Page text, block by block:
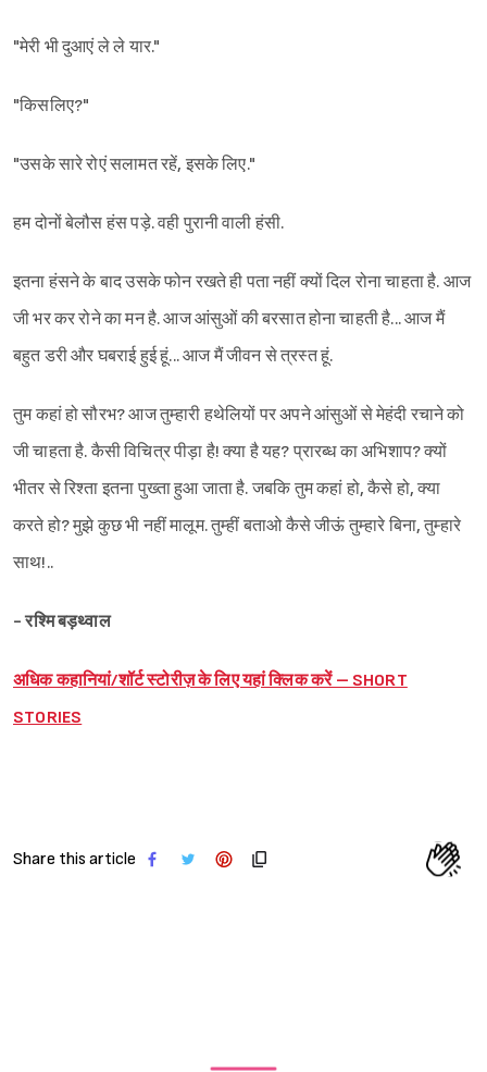
"मेरी भी दुआएं ले ले यार."
"किसलिए?"
"उसके सारे रोएं सलामत रहें, इसके लिए."
हम दोनों बेलौस हंस पड़े. वही पुरानी वाली हंसी.
इतना हंसने के बाद उसके फोन रखते ही पता नहीं क्यों दिल रोना चाहता है. आज
जी भर कर रोने का मन है. आज आंसुओं की बरसात होना चाहती है... आज मैं
बहुत डरी और घबराई हुई हूं... आज मैं जीवन से त्रस्त हूं.
तुम कहां हो सौरभ? आज तुम्हारी हथेलियों पर अपने आंसुओं से मेहंदी रचाने को
जी चाहता है. कैसी विचित्र पीड़ा है! क्या है यह? प्रारब्ध का अभिशाप? क्यों
भीतर से रिश्ता इतना पुख्ता हुआ जाता है. जबकि तुम कहां हो, कैसे हो, क्या
करते हो? मुझे कुछ भी नहीं मालूम. तुम्हीं बताओ कैसे जीऊं तुम्हारे बिना, तुम्हारे
साथ!..
- रश्मि बड़थ्वाल
अधिक कहानियां/शॉर्ट स्टोरीज़ के लिए यहां क्लिक करें – SHORT
STORIES
Share this article